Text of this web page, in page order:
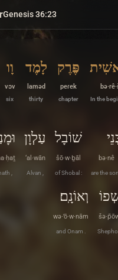
Genesis 36:23
In the
פֶּרֶק
peɾek
chapter
לָמֶד
laməd
thirty
וָו
vɔv
six
bə·nê
are the
שׁוֹבָל
šō·w·ḇāl
of Shobal :
עַלְוָן
‘al·wān
Alvan ,
,
וְאוֹנָֽם׃
wə·’ō·w·nām
and Onam .